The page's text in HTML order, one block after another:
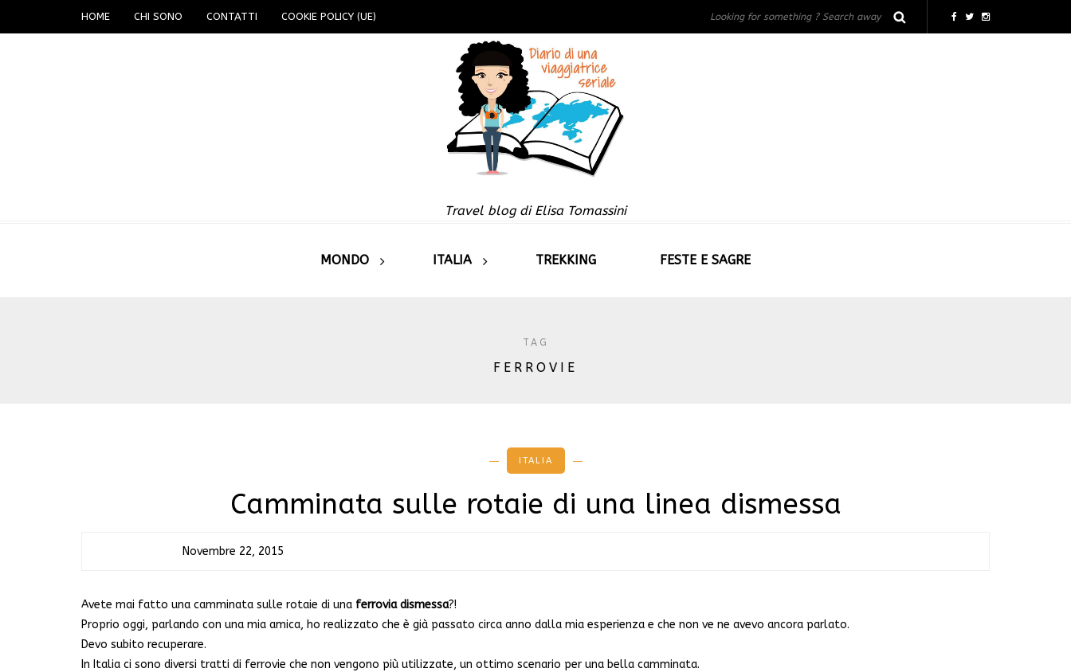
HOME CHI SONO CONTATTI COOKIE POLICY (UE)
Travel blog di Elisa Tomassini
MONDO ITALIA TREKKING FESTE E SAGRE
TAG
FERROVIE
ITALIA
Camminata sulle rotaie di una linea dismessa
Novembre 22, 2015
Avete mai fatto una camminata sulle rotaie di una ferrovia dismessa?!
Proprio oggi, parlando con una mia amica, ho realizzato che è già passato circa anno dalla mia esperienza e che non ve ne avevo ancora parlato.
Devo subito recuperare.
In Italia ci sono diversi tratti di ferrovie che non vengono più utilizzate, un ottimo scenario per una bella camminata.